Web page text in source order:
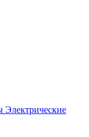
Электрические